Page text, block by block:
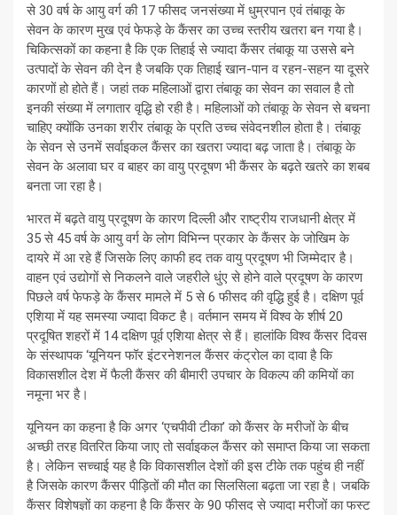
से 30 वर्ष के आयु वर्ग की 17 फीसद जनसंख्या में धुम्रपान एवं तंबाकू के
सेवन के कारण मुख एवं फेफड़े के कैंसर का उच्च स्तरीय खतरा बन गया है।
चिकित्सकों का कहना है कि एक तिहाई से ज्यादा कैंसर तंबाकू या उससे बने
उत्पादों के सेवन की देन है जबकि एक तिहाई खान-पान व रहन-सहन या दूसरे
कारणों हो होते हैं। जहां तक महिलाओं द्वारा तंबाकू का सेवन का सवाल है तो
इनकी संख्या में लगातार वृद्धि हो रही है। महिलाओं को तंबाकू के सेवन से बचना
चाहिए क्योंकि उनका शरीर तंबाकू के प्रति उच्च संवेदनशील होता है। तंबाकू
के सेवन से उनमें सर्वाइकल कैंसर का खतरा ज्यादा बढ़ जाता है। तंबाकू के
सेवन के अलावा घर व बाहर का वायु प्रदूषण भी कैंसर के बढ़ते खतरे का शबब
बनता जा रहा है।
भारत में बढ़ते वायु प्रदूषण के कारण दिल्ली और राष्ट्रीय राजधानी क्षेत्र में
35 से 45 वर्ष के आयु वर्ग के लोग विभिन्न प्रकार के कैंसर के जोखिम के
दायरे में आ रहे हैं जिसके लिए काफी हद तक वायु प्रदूषण भी जिम्मेदार है।
वाहन एवं उद्योगों से निकलने वाले जहरीले धुंए से होने वाले प्रदूषण के कारण
पिछले वर्ष फेफड़े के कैंसर मामले में 5 से 6 फीसद की वृद्धि हुई है। दक्षिण पूर्व
एशिया में यह समस्या ज्यादा विकट है। वर्तमान समय में विश्व के शीर्ष 20
प्रदूषित शहरों में 14 दक्षिण पूर्व एशिया क्षेत्र से हैं। हालांकि विश्व कैंसर दिवस
के संस्थापक ‘यूनियन फॉर इंटरनेशनल कैंसर कंट्रोल का दावा है कि
विकासशील देश में फैली कैंसर की बीमारी उपचार के विकल्प की कमियों का
नमूना भर है।
यूनियन का कहना है कि अगर ‘एचपीवी टीका’ को कैंसर के मरीजों के बीच
अच्छी तरह वितरित किया जाए तो सर्वाइकल कैंसर को समाप्त किया जा सकता
है। लेकिन सच्चाई यह है कि विकासशील देशों की इस टीके तक पहुंच ही नहीं
है जिसके कारण कैंसर पीड़ितों की मौत का सिलसिला बढ़ता जा रहा है। जबकि
कैंसर विशेषज्ञों का कहना है कि कैंसर के 90 फीसद से ज्यादा मरीजों का फस्ट